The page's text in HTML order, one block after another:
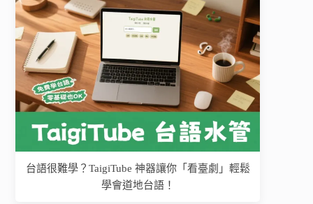
台語很難學？TaigiTube 神器讓你「看臺劇」輕鬆
學會道地台語！